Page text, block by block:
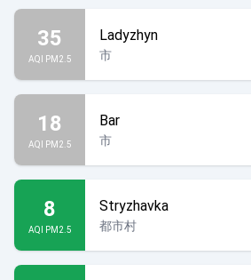
35
AQI PM2.5
Ladyzhyn
市
18
AQI PM2.5
Bar
市
8
AQI PM2.5
Stryzhavka
都市村